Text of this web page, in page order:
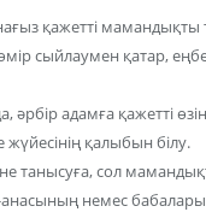
қажетті
сыйлаумен қатар,
әрбір адамға қажетті
қалыбын білу.
танысуға, сол
анасының немес